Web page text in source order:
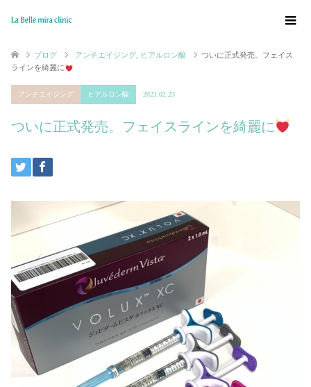
ブログ アンチエイジング ヒアルロン酸
ついに正式発売。フェイス
ラインを綺麗に
アンチエイジング ヒアルロン酸 2021.02.23
ついに正式発売。フェイスラインを綺麗に